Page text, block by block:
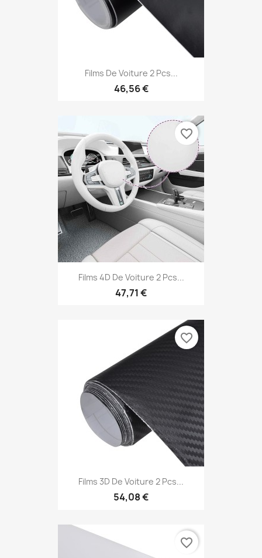
Films De Voiture 2 Pcs...
46,56 €
Films 4D De Voiture 2 Pcs...
47,71 €
favorite_border
Films 3D De Voiture 2 Pcs...
54,08 €
favorite_border
favorite_border